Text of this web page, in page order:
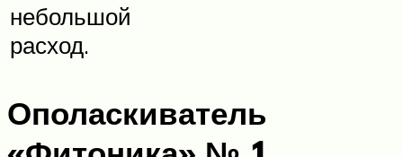
небольшой
расход.
Ополаскиватель